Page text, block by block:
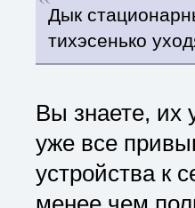
Дык
тихэсенько
Вы знаете, их
уже все
устройства к